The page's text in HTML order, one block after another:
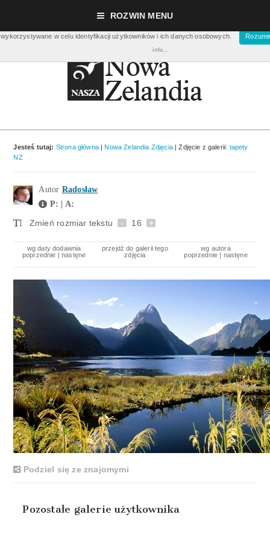
ROZWIN MENU
Jesteś tutaj: Strona główna|Nowa Zelandia Zdjęcia| Zdjęcie z galerii: tapety
NZ
Autor Radosław
P: | A:
Zmień rozmiar tekstu - 16 +
wg daty dodawnia
poprzednie |nastęne
przejdź do galerii tego
zdjęcia
wg autora
poprzednie | nastęne
Podziel się ze znajomymi
Pozostałe galerie użytkownika
Nasza strona używa ciasteczek (cookies), dzięki którym nasz serwis może działać
wykorzystywane w celu identyfikacji użytkowników i ich danych osobowych.
info...